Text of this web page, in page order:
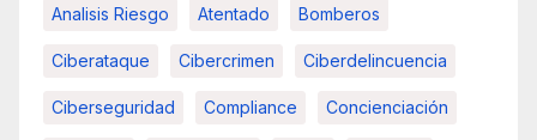
Analisis Riesgo Atentado Bomberos
Ciberataque Cibercrimen Ciberdelincuencia
Ciberseguridad Compliance Concienciación